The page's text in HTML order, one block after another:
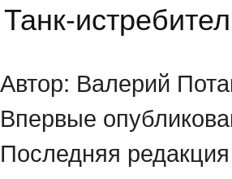
Танк-
Автор: Валерий
Впервые
Последняя